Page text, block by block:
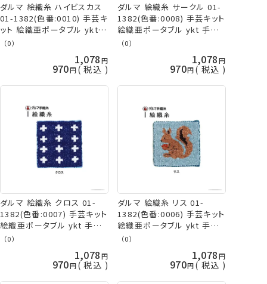
ダルマ 絵織糸 ハイビスカス
01-1382(色番:0010) 手芸キ
ット 絵織亜ポータブル ykt
手芸の山久
（0）
1,078
970 税込
ダルマ 絵織糸 サークル 01-
1382(色番:0008) 手芸キット
絵織亜ポータブル ykt 手芸
の山久
（0）
1,078
970 税込
ダルマ 絵織糸 クロス 01-
1382(色番:0007) 手芸キット
絵織亜ポータブル ykt 手芸
の山久
（0）
1,078
970 税込
ダルマ 絵織糸 リス 01-
1382(色番:0006) 手芸キット
絵織亜ポータブル ykt 手芸
の山久
（0）
1,078
970 税込